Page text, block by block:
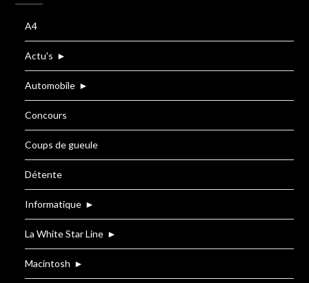
A4
Actu's ►
Automobile ►
Concours
Coups de gueule
Détente
Informatique ►
La White Star Line ►
Macintosh ►